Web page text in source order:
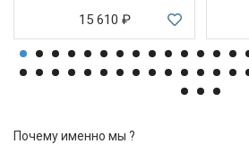
15 610 ₽
Почему именно мы ?